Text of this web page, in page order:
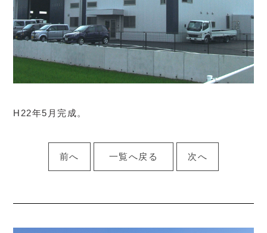
H22年5月完成。
前へ 一覧へ戻る 次へ